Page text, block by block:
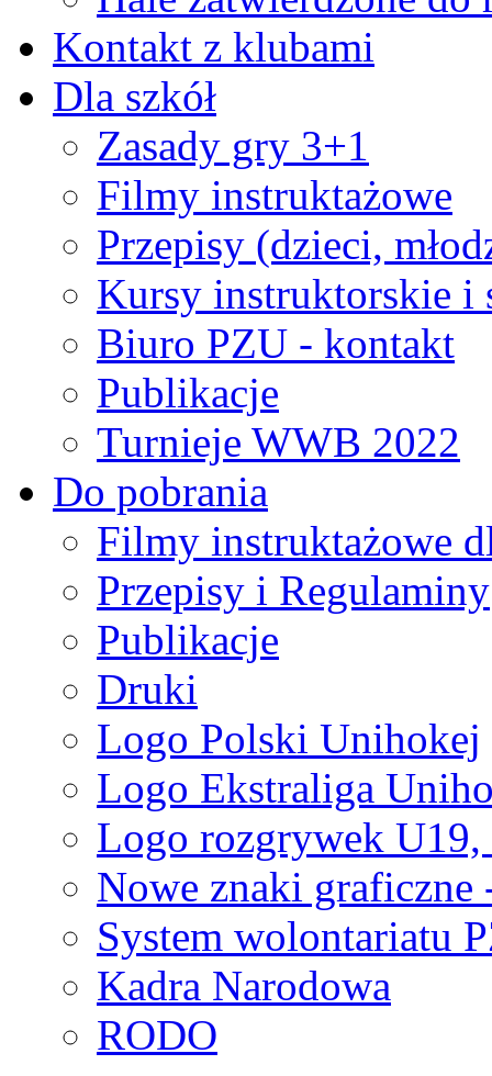
Kontakt z klubami
Dla szkół
Zasady gry 3+1
Filmy instruktażowe
Przepisy (dzieci,
Kursy instruktorskie i
Biuro PZU - kontakt
Publikacje
Turnieje WWB 2022
Do pobrania
Filmy instruktażowe
Przepisy i Regulaminy
Publikacje
Druki
Logo Polski Unihokej
Logo Ekstraliga
Logo rozgrywek
Nowe znaki graficzne
System wolontariatu
Kadra Narodowa
RODO